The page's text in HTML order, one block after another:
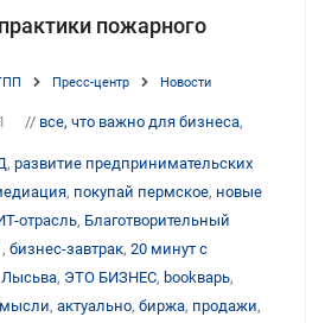
пожарного
Пресс-центр Новости
// все, что важно для бизнеса,
, развитие предпринимательских
, покупай пермское, новые
отрасль, Благотворительный
, бизнес-завтрак, 20 минут с
Лысьва, ЭТО БИЗНЕС, bookварь,
, актуально, биржа, продажи,